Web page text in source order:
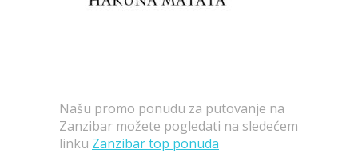
Našu promo ponudu za putovanje na
Zanzibar možete pogledati na sledećem
linku Zanzibar top ponuda